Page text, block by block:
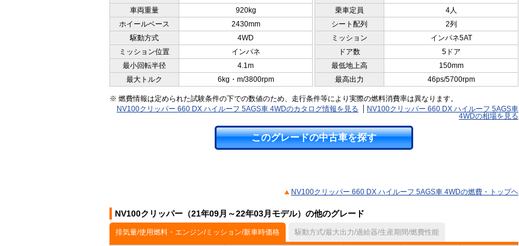
車両重量 920kg 乗車定員
4人
ホイールベース
2430mm シート配列
2列
駆動方式
4WD ミッション
インパネ5AT
ミッション位置
インパネ ドア数
5ドア
最小回転半径
4.1m 最低地上高
150mm
最大トルク
6kg・m/3800rpm 最高出力 46ps/5700rpm
※ 燃費情報は定められた試験条件の下での数値のため、走行条件等により実際の燃料消費率は異なります。
NV100クリッパー 660 DX ハイルーフ 5AGS車 4WDのカタログ情報を見る
NV100クリッパー 660 DX ハイルーフ 5AGS車
4WDの相場を見る
このグレードの中古車を探す
NV100クリッパー 660 DX ハイルーフ 5AGS車 4WDの燃費・トップヘ
NV100クリッパー（21年09月～22年03月モデル）の他のグレード
排気量/使用燃料・エンジン/ミッション/新車時価格 駆動方式/最大出力/過給器/生産期間/燃費性能